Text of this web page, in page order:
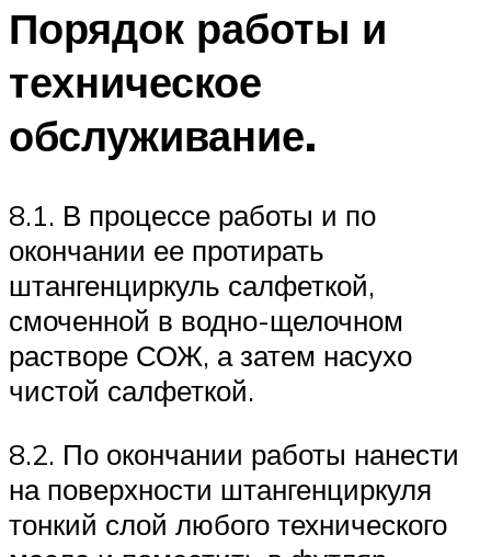
Порядок работы и
техническое
обслуживание.
8.1. В процессе работы и по
окончании ее протирать
штангенциркуль салфеткой,
смоченной в водно-щелочном
растворе СОЖ, а затем насухо
чистой салфеткой.
8.2. По окончании работы нанести
на поверхности штангенциркуля
тонкий слой любого технического